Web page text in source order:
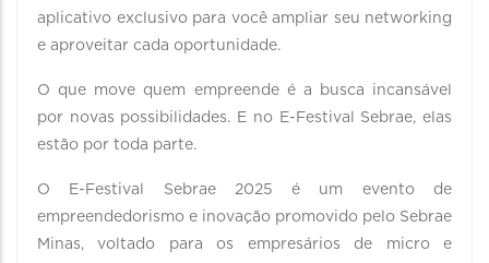
aplicativo exclusivo para você ampliar seu networking
e aproveitar cada oportunidade.
O que move quem empreende é a busca incansável
por novas possibilidades. E no E-Festival Sebrae, elas
estão por toda parte.
O E-Festival Sebrae 2025 é um evento de
empreendedorismo e inovação promovido pelo Sebrae
Minas, voltado para os empresários de micro e